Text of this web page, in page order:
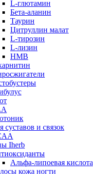
L-глютамин
Бета-аланин
Таурин
Цитруллин малат
L-тирозин
L-лизин
HMB
суставов и связок
Iherb
Альфа-липоевая кислота
кожа ногти